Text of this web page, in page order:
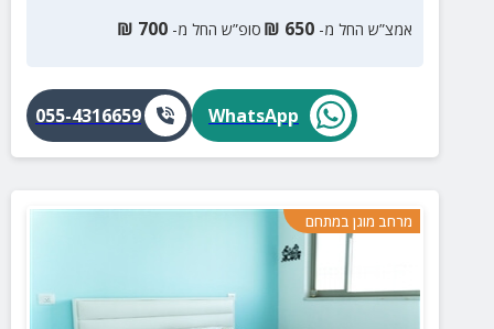
אמצ”ש החל מ- 650
₪ סופ”ש החל מ- 700
₪
WhatsApp
055-4316659
מרחב מוגן במתחם